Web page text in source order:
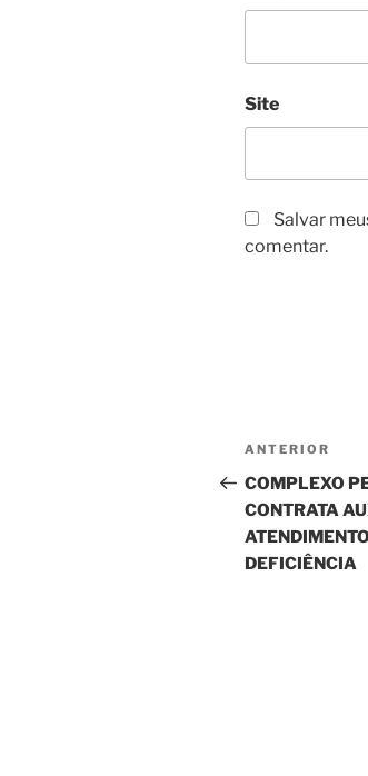
Site
Salvar
comentar.
de
Post
Post
anterior
ANTERIOR
COMPLEXO
CONTRATA
DEFICIÊNCIA